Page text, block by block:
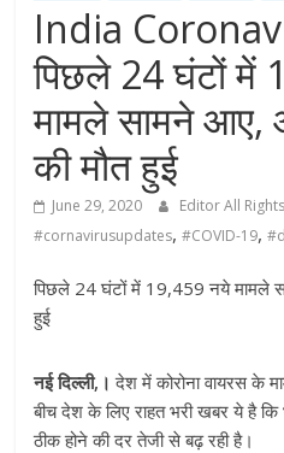
India
पिछले 24 घंटों में
मामले सामने आए,
की मौत हुई
June 29, 2020 Editor All Rights
#cornavirusupdates,#COVID-19,
पिछले 24 घंटों में 19,459 नये मामले
हुई
नई दिल्ली,। देश में कोरोना वायरस के
बीच देश के लिए राहत भरी खबर ये है कि
ठीक होने की दर तेजी से बढ़ रही है।